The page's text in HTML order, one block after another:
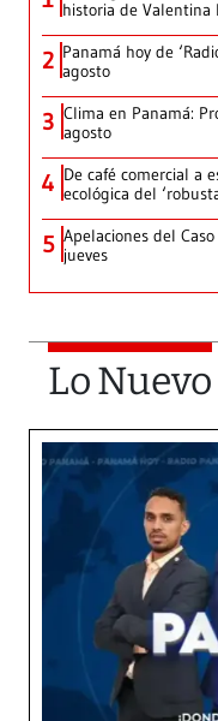
historia de Valentina
2 Panamá hoy de
agosto
3 Clima en Panamá:
agosto
4 De café comercial a
ecológica del
5 Apelaciones del
jueves
Lo Nuevo